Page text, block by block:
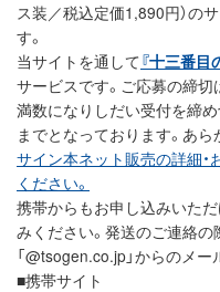
ス装／税込定価1,890円）の
す。
当サイトを通して『十三番目
サービスです。ご応募の締
満数になりしだい受付を締め
までとなっております。あら
サイン本ネット販売の詳細・
ください。
携帯からもお申し込みいた
みください。発送のご連絡の
「@tsogen.co.jp」からのメ
■携帯サイト